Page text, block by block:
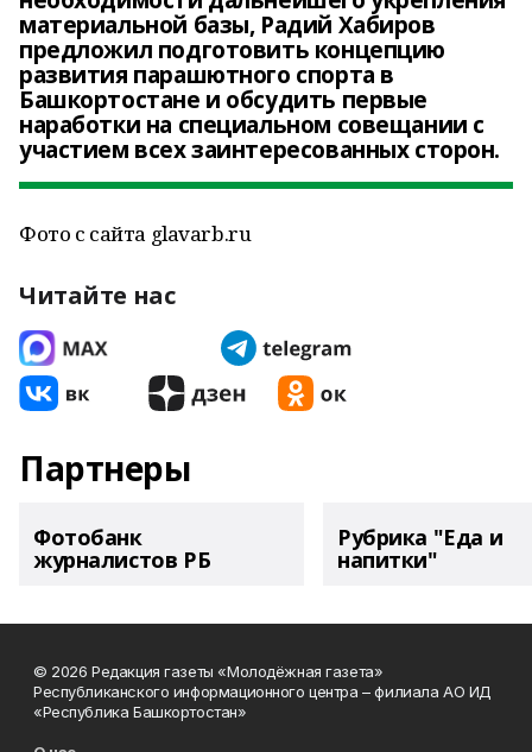
материальной базы, Радий Хабиров
предложил подготовить концепцию
развития парашютного спорта в
Башкортостане и обсудить первые
наработки на специальном совещании с
участием всех заинтересованных сторон.
Фото с сайта glavarb.ru
Читайте нас
Партнеры
Фотобанк
журналистов РБ
Рубрика "Еда и
напитки"
© 2026 Редакция газеты «Молодёжная газета»
Республиканского информационного центра – филиала АО ИД
«Республика Башкортостан»